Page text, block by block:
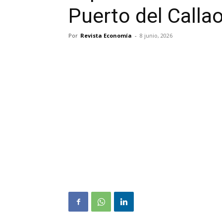
Puerto del
Por Revista Economía - 8 junio, 2026